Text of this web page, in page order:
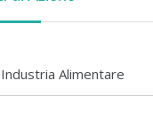
Industria Alimentare